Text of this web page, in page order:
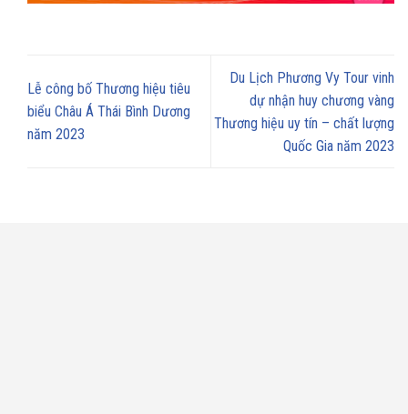
Lễ công bố Thương hiệu tiêu
biểu Châu Á Thái Bình Dương
năm 2023
Du Lịch Phương Vy Tour vinh
dự nhận huy chương vàng
Thương hiệu uy tín – chất lượng
Quốc Gia năm 2023